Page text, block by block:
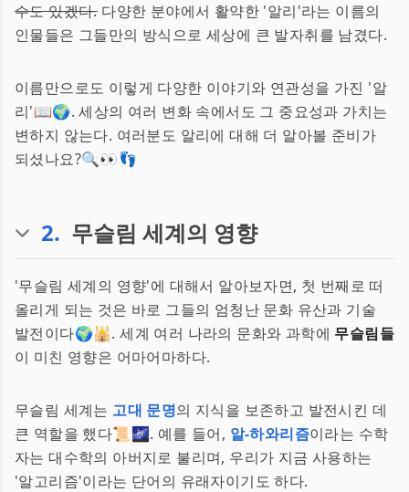
수도 있겠다.다양한 분야에서 활약한 '알리'라는 이름의
인물들은 그들만의 방식으로 세상에 큰 발자취를 남겼다.
이름만으로도 이렇게 다양한 이야기와 연관성을 가진 '알
리'📖🌍. 세상의 여러 변화 속에서도 그 중요성과 가치는
변하지 않는다. 여러분도 알리에 대해 더 알아볼 준비가
되셨나요?🔍👀👣
2. 무슬림 세계의 영향
'무슬림 세계의 영향'에 대해서 알아보자면, 첫 번째로 떠
올리게 되는 것은 바로 그들의 엄청난 문화 유산과 기술
발전이다🌍🕌. 세계 여러 나라의 문화와 과학에 무슬림들
이 미친 영향은 어마어마하다.
무슬림 세계는 고대 문명의 지식을 보존하고 발전시킨 데
큰 역할을 했다📜🌌. 예를 들어, 알-하와리즘이라는 수학
자는 대수학의 아버지로 불리며, 우리가 지금 사용하는
'알고리즘'이라는 단어의 유래자이기도 하다.